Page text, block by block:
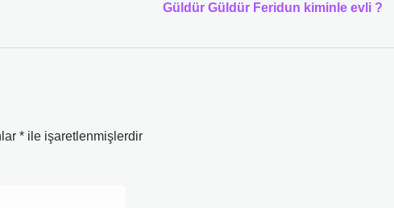
Güldür Güldür Feridun kiminle evli ?
* ile işaretlenmişlerdir